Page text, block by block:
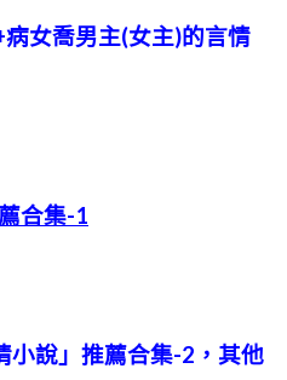
女喬男主(女主)的言情
合集-1
小說」推薦合集-2，其他